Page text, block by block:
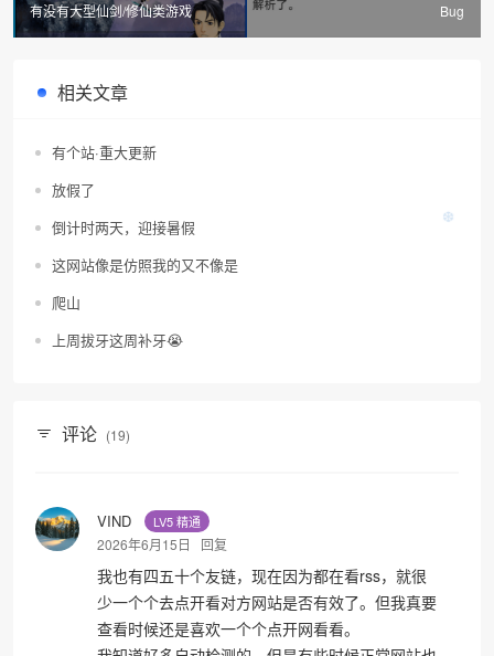
有没有大型仙剑/修仙类游戏
Bug
相关文章
有个站·重大更新
放假了
倒计时两天，迎接暑假
这网站像是仿照我的又不像是
爬山
上周拔牙这周补牙😭
评论 (19)
VIND LV5 精通
2026年6月15日 回复
我也有四五十个友链，现在因为都在看rss，就很
少一个个去点开看对方网站是否有效了。但我真要
查看时候还是喜欢一个个点开网看看。